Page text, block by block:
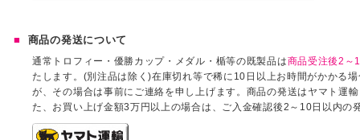
商品の発送について
通常トロフィー・優勝カップ・メダル・楯等の既製品は商品受注後2～
たします。(別注品は除く)在庫切れ等で稀に10日以上お時間がかかる
が、その場合は事前にご連絡を申し上げます。商品の発送はヤマト運
た、お買い上げ金額3万円以上の場合は、ご入金確認後2～10日以内の